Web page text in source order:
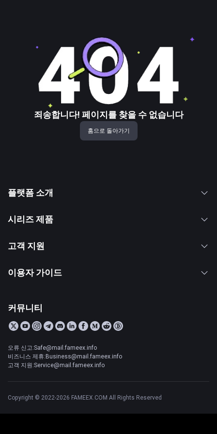
죄송합니다! 페이지를 찾을 수 없습니다
홈으로 돌아가기
플랫폼 소개
시리즈 제품
고객 지원
이용자 가이드
커뮤니티
오류 신고:Safe@mail.fameex.info
비즈니스 제휴:Business@mail.fameex.info
고객 지원:Service@mail.fameex.info
Copyright © 2022-2026 FAMEEX.COM All Rights Reserved